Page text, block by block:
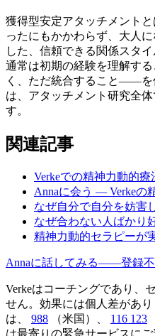
獲得型安定アタッチメント
ったにもかかわらず、大人
した、信頼できる関係スタ
通常は初期の経験を理解す
く、ただ統合すること——を
は、アタッチメント研究全
す。
関連記事
Verkeでの精神力動的療
Annaに会う — Verkeの
なぜ自分で自分を妨害
なぜ合わない人ばかり
精神力動的セラピーが
Annaに話してみる——登録
Verkeはコーチングであり、
せん。効果には個人差があ
は、
988 （米国）、 116 123
は最寄りの緊急サービスにご